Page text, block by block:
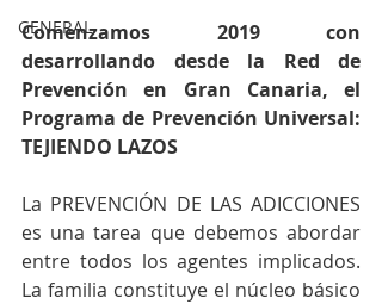
GENERAL
Comenzamos 2019 con
desarrollando desde la Red de
Prevención en Gran Canaria, el
Programa de Prevención Universal:
TEJIENDO LAZOS
La PREVENCIÓN DE LAS ADICCIONES
es una tarea que debemos abordar
entre todos los agentes implicados.
La familia constituye el núcleo básico